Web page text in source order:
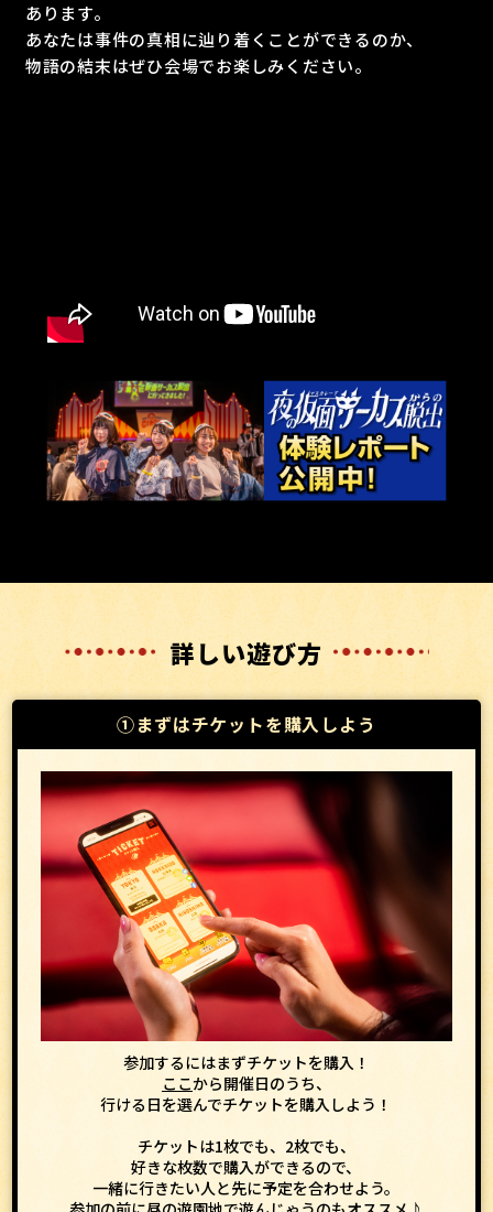
あります。
あなたは事件の真相に辿り着くことができるのか、
物語の結末はぜひ会場でお楽しみください。
詳しい遊び方
①まずはチケットを購入しよう
参加するにはまずチケットを購入！
ここから開催日のうち、
行ける日を選んでチケットを購入しよう！
チケットは1枚でも、2枚でも、
好きな枚数で購入ができるので、
一緒に行きたい人と先に予定を合わせよう。